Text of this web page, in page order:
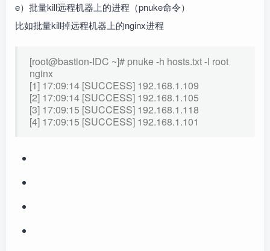
e）批量kill远程机器上的进程（pnuke命令）
比如批量kill掉远程机器上的nginx进程
[root@bastion-IDC ~]# pnuke -h hosts.txt -l root
nginx
[1] 17:09:14 [SUCCESS] 192.168.1.109
[2] 17:09:14 [SUCCESS] 192.168.1.105
[3] 17:09:15 [SUCCESS] 192.168.1.118
[4] 17:09:15 [SUCCESS] 192.168.1.101